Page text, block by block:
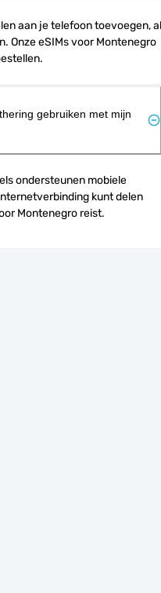
aan je telefoon toevoegen, al
Onze eSIMs voor Montenegro
gebruiken met mijn
ondersteunen mobiele
kunt delen
Montenegro reist.